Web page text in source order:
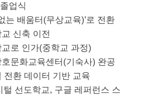
업식
는 배움터(무상교육)’로 전환
신축 이전
로 인가(중학교 과정)
문화교육센터(기숙사) 완공
전환 데이터 기반 교육
털 선도학교, 구글 레퍼런스 스